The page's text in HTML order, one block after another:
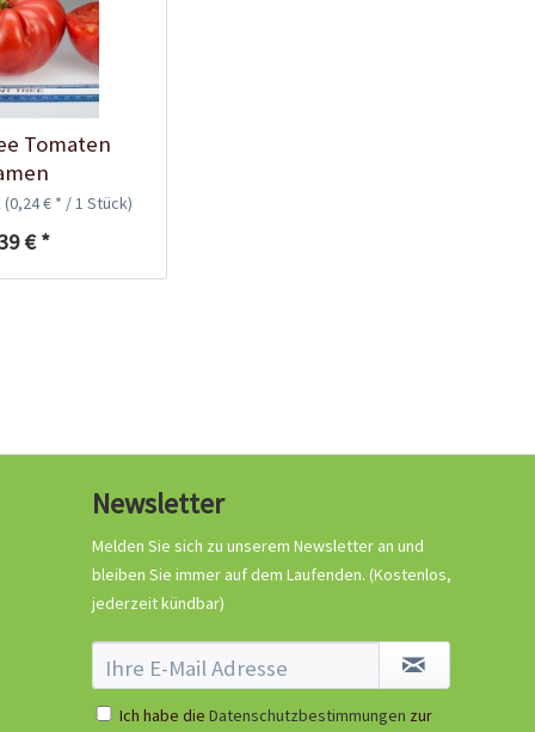
Tomaten
(0,24 € * / 1 Stück)
€ *
Bio Tomatendünger
5,99 € *
Newsletter
Melden Sie sich zu unserem Newsletter an und
bleiben Sie immer auf dem Laufenden. (Kostenlos,
jederzeit kündbar)
Ich habe die Datenschutzbestimmungen zur